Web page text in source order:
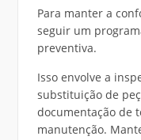
Para manter a
seguir um
preventiva.
Isso envolve a
substituição de
documentação de
manutenção.